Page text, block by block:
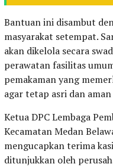
Bantuan ini disambut
masyarakat setempat.
akan dikelola secara
perawatan fasilitas
pemakaman yang
agar tetap asri dan
Ketua DPC Lembaga
Kecamatan Medan
mengucapkan terima
ditunjukkan oleh